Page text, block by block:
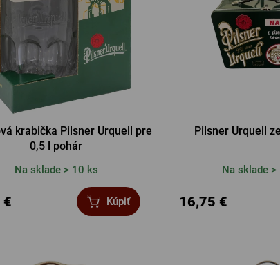
krabička Pilsner Urquell pre
0,5 l pohár
Na sklade > 10 ks
€ Kúpiť
Pilsner Urquell
Na sklade >
16,75 €